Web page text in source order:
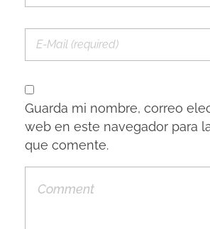
Guarda mi nombre, correo
web en este navegador para
que comente.